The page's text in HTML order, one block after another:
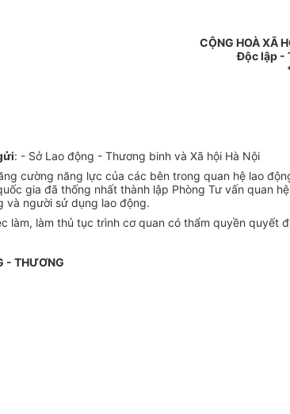
CỘNG HOÀ XÃ
Độc lập -
: - Sở Lao động - Thương binh và Xã hội Hà Nội
cường năng lực của các bên trong quan hệ lao
gia đã thống nhất thành lập Phòng Tư vấn quan
và người sử dụng lao động.
làm thủ tục trình cơ quan có thẩm quyền quyết
- THƯƠNG